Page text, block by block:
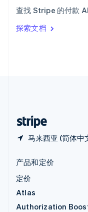
查找 Stripe 的付款
探索文档
马来西亚 (简体中
ItalianoEnglish
印度
English
产品和定价
定价
Atlas
Authorization